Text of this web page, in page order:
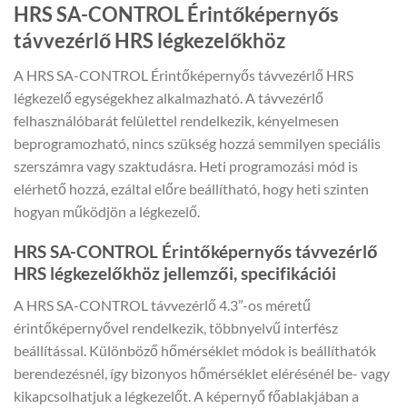
HRS SA-CONTROL Érintőképernyős
távvezérlő HRS légkezelőkhöz
A HRS SA-CONTROL Érintőképernyős távvezérlő HRS
légkezelő egységekhez alkalmazható. A távvezérlő
felhasználóbarát felülettel rendelkezik, kényelmesen
beprogramozható, nincs szükség hozzá semmilyen speciális
szerszámra vagy szaktudásra. Heti programozási mód is
elérhető hozzá, ezáltal előre beállítható, hogy heti szinten
hogyan működjön a légkezelő.
HRS SA-CONTROL Érintőképernyős távvezérlő
HRS légkezelőkhöz jellemzői, specifikációi
A HRS SA-CONTROL távvezérlő 4.3”-os méretű
érintőképernyővel rendelkezik, többnyelvű interfész
beállítással. Különböző hőmérséklet módok is beállíthatók
berendezésnél, így bizonyos hőmérséklet elérésénél be- vagy
kikapcsolhatjuk a légkezelőt. A képernyő főablakjában a